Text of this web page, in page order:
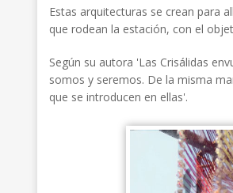
Estas arquitecturas se crean para
que rodean la estación, con el
Según su autora 'Las Crisálidas
somos y seremos. De la misma
que se introducen en ellas'.